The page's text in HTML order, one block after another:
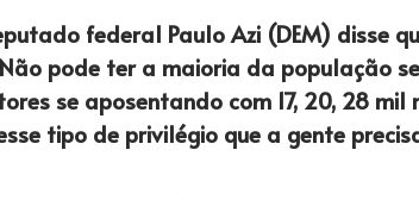
federal Paulo Azi (DEM) disse
pode ter a maioria da população
se aposentando com 17, 20, 28 mil
tipo de privilégio que a gente